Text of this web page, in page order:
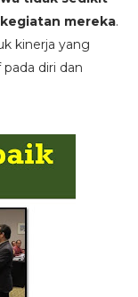
mereka.
kinerja yang
diri dan